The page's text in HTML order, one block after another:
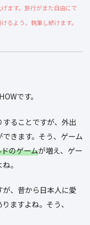
ます。旅行がまた自由にで
るよう、執筆し続けます。
です。
ることですが、外出
きます。そう、ゲーム
のゲームが増え、ゲー
。
、昔から日本人に愛
ますよね。そう、